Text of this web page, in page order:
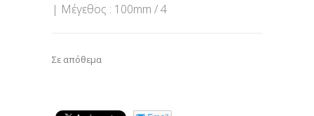
| Μέγεθος : 100mm / 4
Σε απόθεμα